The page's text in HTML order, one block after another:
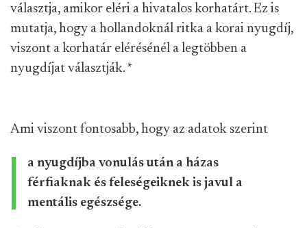
választja, amikor eléri a hivatalos korhatárt. Ez is
mutatja, hogy a hollandoknál ritka a korai nyugdíj,
viszont a korhatár elérésénél a legtöbben a
nyugdíjat választják. *
Ami viszont fontosabb, hogy az adatok szerint
a nyugdíjba vonulás után a házas
férfiaknak és feleségeiknek is javul a
mentális egészsége.